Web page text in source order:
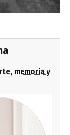
memoria y